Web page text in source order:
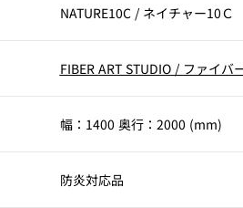
NATURE10C / ネイチャー10Ｃ
FIBER ART STUDIO / ファイバ
幅：1400 奥行：2000 (mm)
防炎対応品